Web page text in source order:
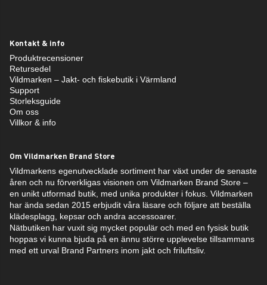
Kontakt & info
Produktrecensioner
Retursedel
Vildmarken – Jakt- och fiskebutik i Värmland
Support
Storleksguide
Om oss
Villkor & info
Om Vildmarken Brand Store
Vildmarkens egenutvecklade sortiment har växt under de senaste
åren och nu förverkligas visionen om Vildmarken Brand Store –
en unikt utformad butik, med unika produkter i fokus. Vildmarken
har ända sedan 2015 erbjudit våra läsare och följare att beställa
klädesplagg, kepsar och andra accessoarer.
Nätbutiken har vuxit sig mycket populär och med en fysisk butik
hoppas vi kunna bjuda på en ännu större upplevelse tillsammans
med ett urval Brand Partners inom jakt och friluftsliv.